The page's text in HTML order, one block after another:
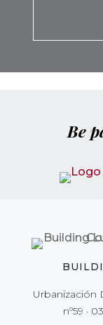
Be
Urbanización
nº59 ·